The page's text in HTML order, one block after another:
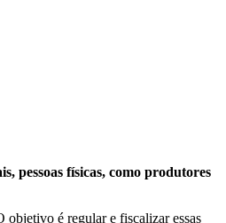
pessoas físicas, como produtores
objetivo é regular e fiscalizar essas